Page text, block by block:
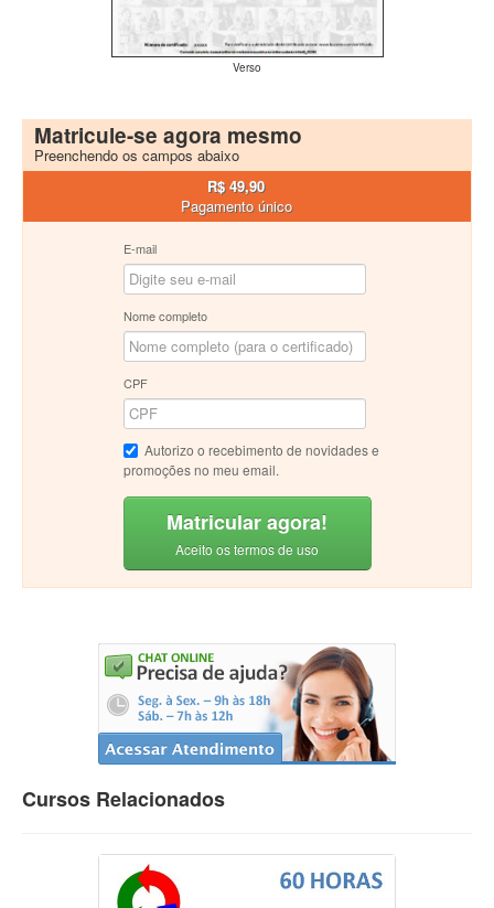
Verso
Matricule-se agora mesmo
Preenchendo os campos abaixo
R$ 49,90
Pagamento único
E-mail
Nome completo
CPF
Autorizo o recebimento de novidades e
promoções no meu email.
Matricular agora!
Aceito os termos de uso
Cursos Relacionados